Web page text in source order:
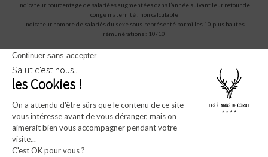
Indicateur pourcentage de salariées augmentées dans l’année suivant leur retour de
congé maternité : non calculable
Indicateur nombre de salariés du sexe sous-représenté parmi les 10 plus hautes
rémunérations : 10/10
Amadeus (1A)
WBORYEDC
WB392676 WBCOROT
* Champs obligatoires.Ces informations restent confidentielles et ne seront jamais
diffusées à quelque organisme que ce soit.
** En soumettant ce formulaire, j'accepte que les informations saisies dans ce
formulaire soient utilisées et traitées pour permettre de me recontacter, dans le cadre
de ma demande d'informations, que ce soit par mail, ou téléphone.